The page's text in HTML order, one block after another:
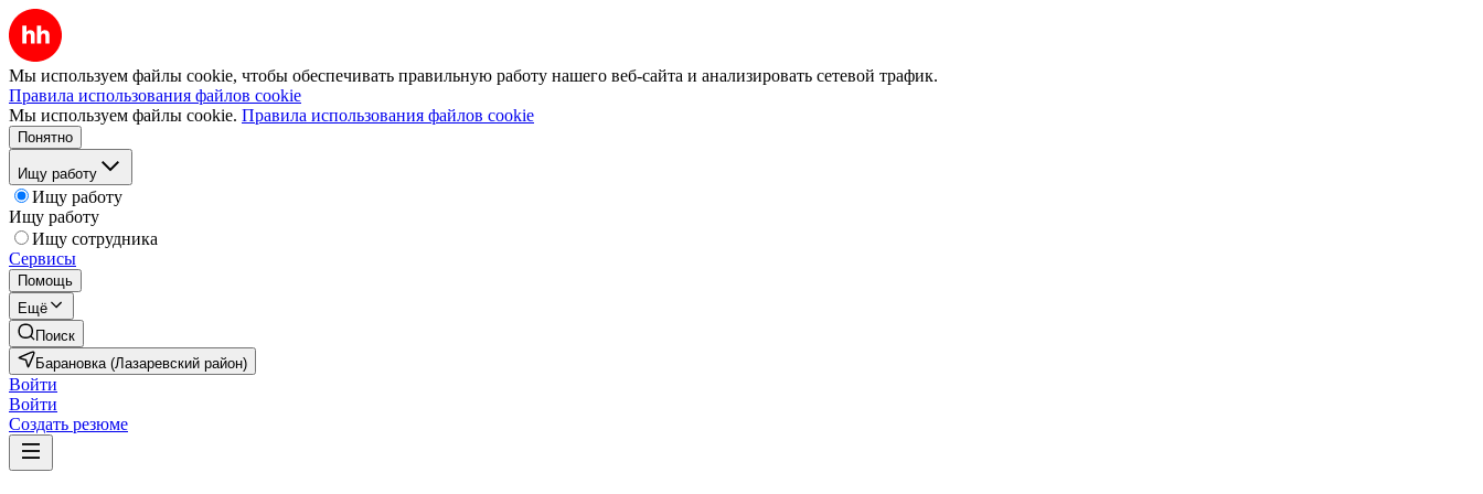
Мы используем файлы cookie, чтобы обеспечивать правильную работу нашего веб-сайта и анализировать сетевой трафик.
Правила использования файлов cookie
Мы используем файлы cookie. Правила использования файлов cookie
Понятно
Ищу работу
Ищу работу
Ищу работу
Ищу сотрудника
Сервисы
Помощь
Ещё
Поиск
Барановка (Лазаревский район)
Войти
Войти
Создать резюме